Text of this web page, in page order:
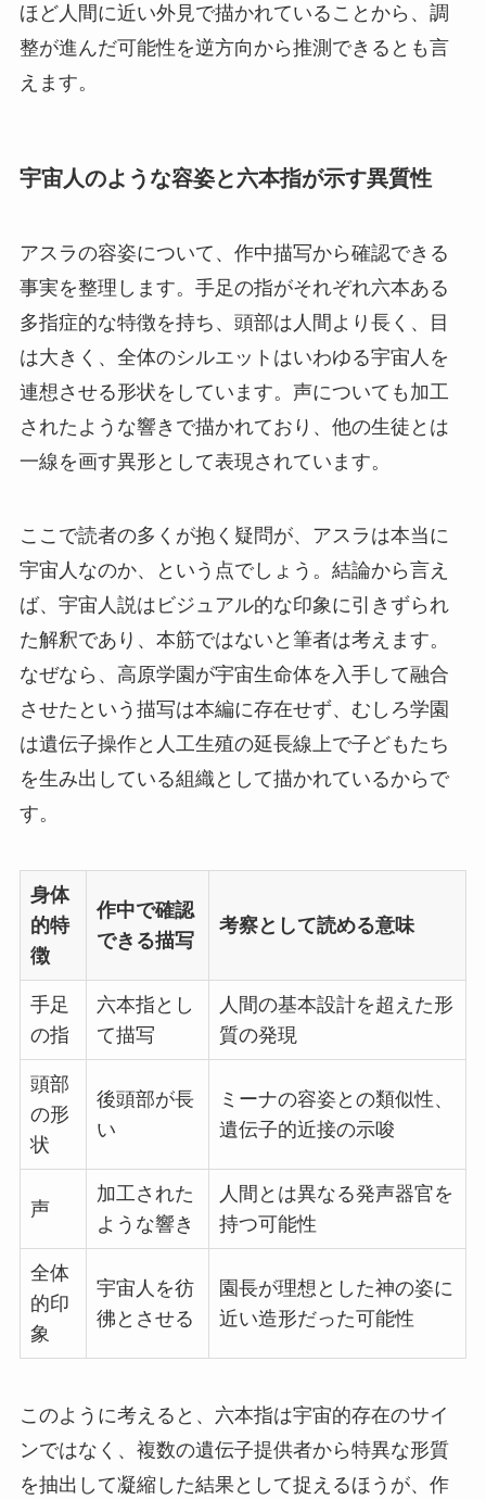
ほど人間に近い外見で描かれていることから、調
整が進んだ可能性を逆方向から推測できるとも言
えます。
宇宙人のような容姿と六本指が示す異質性
アスラの容姿について、作中描写から確認できる
事実を整理します。手足の指がそれぞれ六本ある
多指症的な特徴を持ち、頭部は人間より長く、目
は大きく、全体のシルエットはいわゆる宇宙人を
連想させる形状をしています。声についても加工
されたような響きで描かれており、他の生徒とは
一線を画す異形として表現されています。
ここで読者の多くが抱く疑問が、アスラは本当に
宇宙人なのか、という点でしょう。結論から言え
ば、宇宙人説はビジュアル的な印象に引きずられ
た解釈であり、本筋ではないと筆者は考えます。
なぜなら、高原学園が宇宙生命体を入手して融合
させたという描写は本編に存在せず、むしろ学園
は遺伝子操作と人工生殖の延長線上で子どもたち
を生み出している組織として描かれているからで
す。
身体
的特
徴
作中で確認
できる描写
考察として読める意味
手足
の指
六本指とし
て描写
人間の基本設計を超えた形
質の発現
頭部
の形
状
後頭部が長
い
ミーナの容姿との類似性、
遺伝子的近接の示唆
声
加工された
ような響き
人間とは異なる発声器官を
持つ可能性
全体
的印
象
宇宙人を彷
彿とさせる
園長が理想とした神の姿に
近い造形だった可能性
このように考えると、六本指は宇宙的存在のサイ
ンではなく、複数の遺伝子提供者から特異な形質
を抽出して凝縮した結果として捉えるほうが、作